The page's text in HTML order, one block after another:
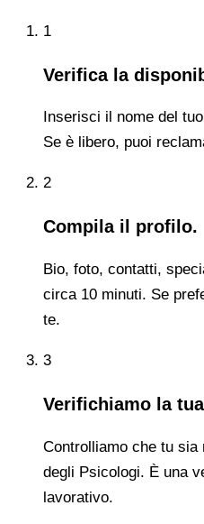
1
Verifica la
Inserisci il nome del
Se è libero, puoi
2
Compila il profilo.
Bio, foto, contatti,
circa 10 minuti. Se
te.
3
Verifichiamo la
Controlliamo che tu
degli Psicologi. È una
lavorativo.